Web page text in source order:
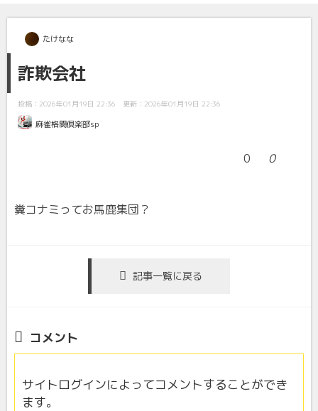
たけなな
詐欺会社
投稿：2026年01月19日 22:36 更新：2026年01月19日 22:36
麻雀格闘倶楽部sp
0 0
糞コナミってお馬鹿集団？
記事一覧に戻る
コメント
サイトログインによってコメントすることができ
ます。